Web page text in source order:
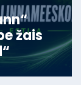
žais